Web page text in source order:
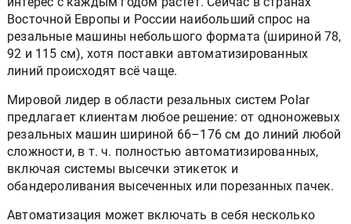
Восточной Европы и России наибольший спрос на
резальные машины небольшого формата (шириной 78,
92 и 115 см), хотя поставки автоматизированных
линий происходят всё чаще.
Мировой лидер в области резальных систем Polar
предлагает клиентам любое решение: от одноножевых
резальных машин шириной 66–176 см до линий любой
сложности, в т. ч. полностью автоматизированных,
включая системы высечки этикеток и
обандероливания высеченных или порезанных пачек.
Автоматизация может включать в себя несколько